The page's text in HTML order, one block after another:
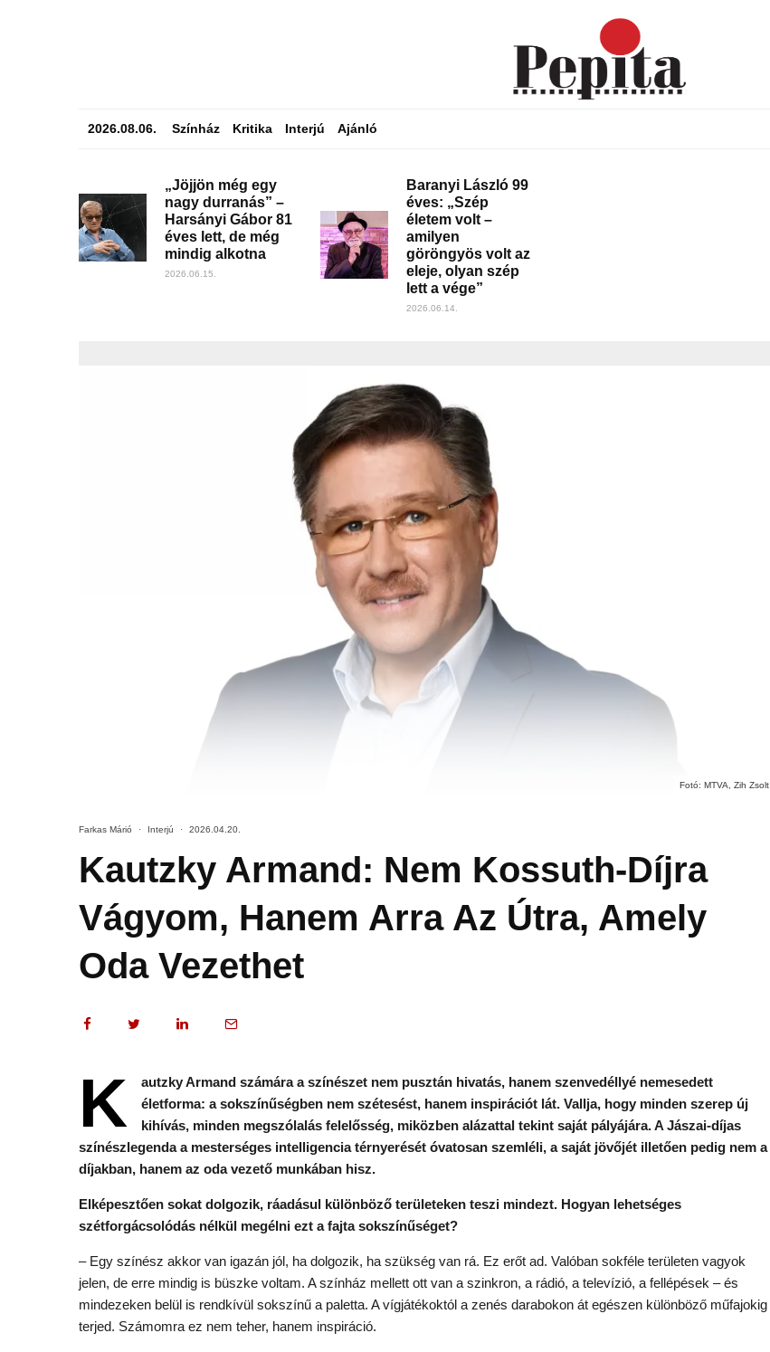
2026.08.06. Színház Kritika Interjú Ajánló
„Jöjjön még egy
nagy durranás” –
Harsányi Gábor 81
éves lett, de még
mindig alkotna
2026.06.15.
Baranyi László 99
éves: „Szép
életem volt –
amilyen
göröngyös volt az
eleje, olyan szép
lett a vége”
2026.06.14.
Fotó: MTVA, Zih Zsolt
Farkas Márió · Interjú · 2026.04.20.
Kautzky Armand: Nem Kossuth-Díjra
Vágyom, Hanem Arra Az Útra, Amely
Oda Vezethet
K
autzky Armand számára a színészet nem pusztán hivatás, hanem szenvedéllyé nemesedett
életforma: a sokszínűségben nem szétesést, hanem inspirációt lát. Vallja, hogy minden szerep új
kihívás, minden megszólalás felelősség, miközben alázattal tekint saját pályájára. A Jászai-díjas
színészlegenda a mesterséges intelligencia térnyerését óvatosan szemléli, a saját jövőjét illetően pedig nem a
díjakban, hanem az oda vezető munkában hisz.
Elképesztően sokat dolgozik, ráadásul különböző területeken teszi mindezt. Hogyan lehetséges
szétforgácsolódás nélkül megélni ezt a fajta sokszínűséget?
– Egy színész akkor van igazán jól, ha dolgozik, ha szükség van rá. Ez erőt ad. Valóban sokféle területen vagyok
jelen, de erre mindig is büszke voltam. A színház mellett ott van a szinkron, a rádió, a televízió, a fellépések – és
mindezeken belül is rendkívül sokszínű a paletta. A vígjátékoktól a zenés darabokon át egészen különböző műfajokig
terjed. Számomra ez nem teher, hanem inspiráció.